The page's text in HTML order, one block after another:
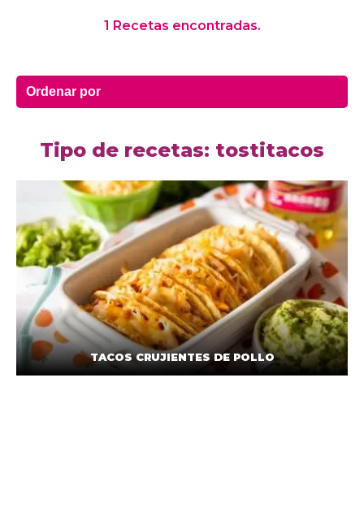
1 Recetas encontradas.
Tipo de recetas: tostitacos
TACOS CRUJIENTES DE POLLO